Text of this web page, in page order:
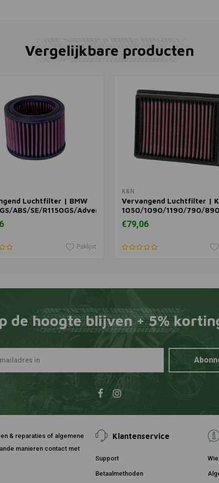
(Spuit)
€18,12
Luchtfilter
Vergelijkbare producten
Luchtfilter | BMW
ABS/SE/R1150GS/Adventure/Sport
Paklijst
K&N
Vervangend Luchtfilter |
1050/1090/1190/790/890
Adventure/R/L/R Rally/
Super Adventure/R/S/T
€79,06
de hoogte blijven + 5%
& reparaties of algemene
manieren contact met
Klantenservice
Support
Betaalmethoden